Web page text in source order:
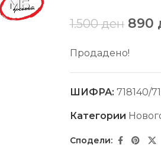
1.500ден 890
Продадено!
ШИФРА: 718140/
Категории